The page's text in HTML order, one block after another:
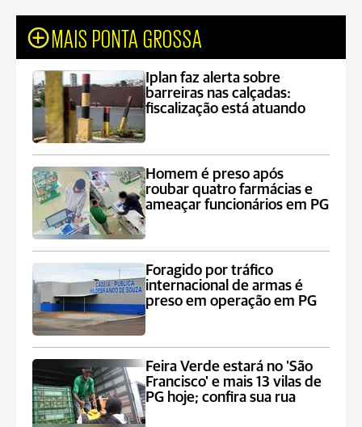
MAIS PONTA GROSSA
Iplan faz alerta sobre
barreiras nas calçadas:
fiscalização está atuando
Homem é preso após
roubar quatro farmácias e
ameaçar funcionários em PG
Foragido por tráfico
internacional de armas é
preso em operação em PG
Feira Verde estará no 'São
Francisco' e mais 13 vilas de
PG hoje; confira sua rua